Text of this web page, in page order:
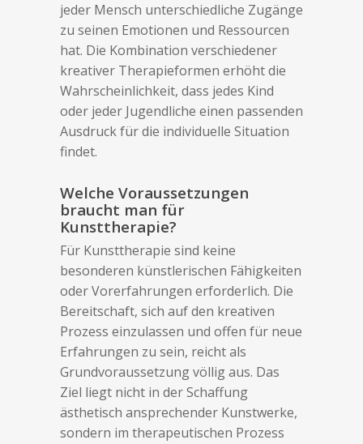
jeder Mensch unterschiedliche Zugänge
zu seinen Emotionen und Ressourcen
hat. Die Kombination verschiedener
kreativer Therapieformen erhöht die
Wahrscheinlichkeit, dass jedes Kind
oder jeder Jugendliche einen passenden
Ausdruck für die individuelle Situation
findet.
Welche Voraussetzungen
braucht man für
Kunsttherapie?
Für Kunsttherapie sind keine
besonderen künstlerischen Fähigkeiten
oder Vorerfahrungen erforderlich. Die
Bereitschaft, sich auf den kreativen
Prozess einzulassen und offen für neue
Erfahrungen zu sein, reicht als
Grundvoraussetzung völlig aus. Das
Ziel liegt nicht in der Schaffung
ästhetisch ansprechender Kunstwerke,
sondern im therapeutischen Prozess